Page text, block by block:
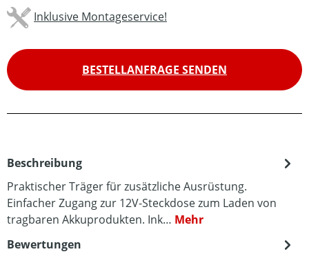
Inklusive Montageservice!
BESTELLANFRAGE SENDEN
Beschreibung
Praktischer Träger für zusätzliche Ausrüstung.
Einfacher Zugang zur 12V-Steckdose zum Laden von
tragbaren Akkuprodukten. Ink… Mehr
Bewertungen